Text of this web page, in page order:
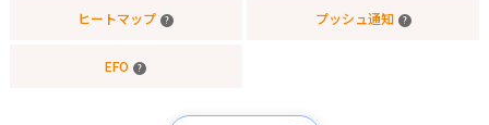
ヒートマップ ? プッシュ通知 ?
EFO ?